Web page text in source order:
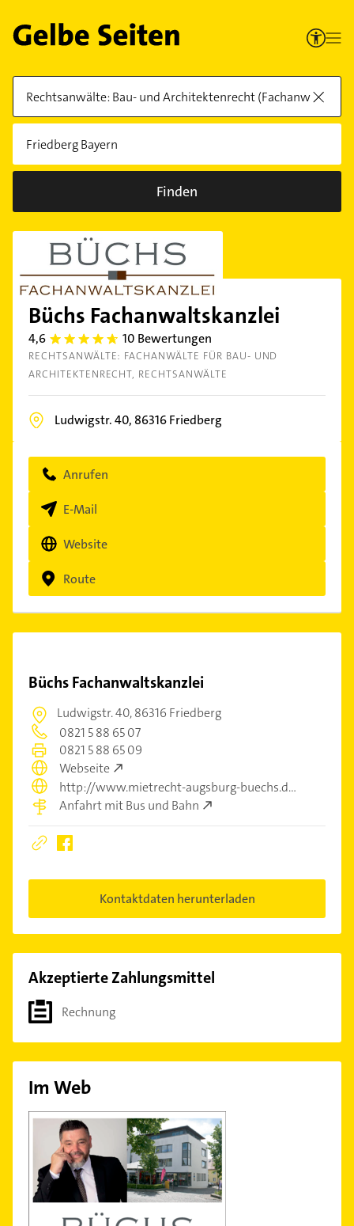
Finden
Büchs Fachanwaltskanzlei
4,6 4.6 10 Bewertungen
RECHTSANWÄLTE: FACHANWÄLTE FÜR BAU- UND
ARCHITEKTENRECHT RECHTSANWÄLTE
Ludwigstr. 40, 86316Friedberg
Anrufen
E-Mail
Website
Route
Büchs Fachanwaltskanzlei
Ludwigstr. 40,86316 Friedberg
0821 5 88 65 07
0821 5 88 65 09
Webseite
http://www.mietrecht-augsburg-buechs.de
Anfahrt mit Bus und Bahn
Kontaktdaten herunterladen
Akzeptierte Zahlungsmittel
Rechnung
Im Web